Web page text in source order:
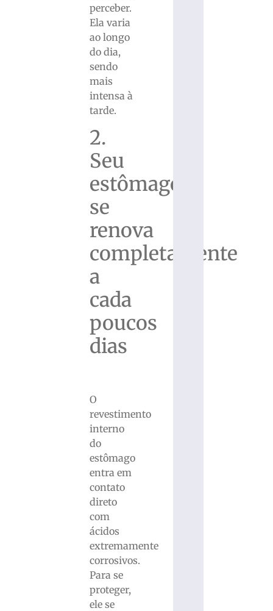
perceber.
Ela varia
ao longo
do dia,
sendo
mais
intensa à
tarde.
2.
Seu
estômago
se
renova
completamente
a
cada
poucos
dias
O
revestimento
interno
do
estômago
entra em
contato
direto
com
ácidos
extremamente
corrosivos.
Para se
proteger,
ele se